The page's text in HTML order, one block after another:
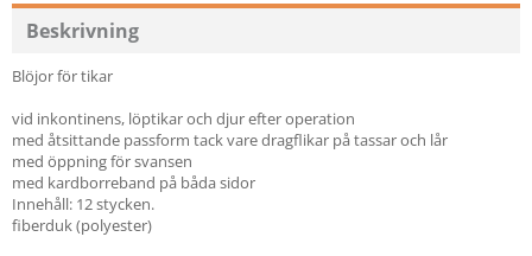
Beskrivning
Blöjor för tikar
vid inkontinens, löptikar och djur efter operation
med åtsittande passform tack vare dragflikar på tassar och lår
med öppning för svansen
med kardborreband på båda sidor
Innehåll: 12 stycken.
fiberduk (polyester)